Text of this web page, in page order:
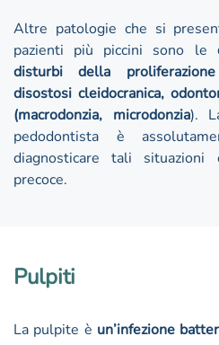
Altre patologie che si
pazienti più piccini sono le
disturbi della
disostosi cleidocranica,
(macrodonzia, microdonzia).
pedodontista è
diagnosticare tali
precoce.
Pulpiti
La pulpite è un’infezione